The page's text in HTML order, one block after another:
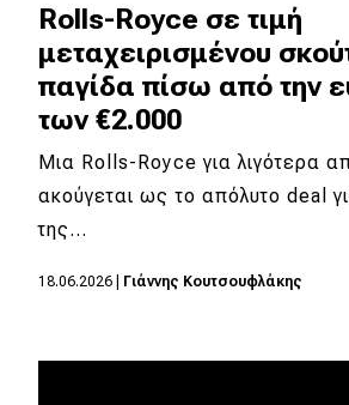
Αγώνες
Formula 1
WRC
Motorsport
Νέα
Rolls-Royce σε τιμή
μεταχειρισμένου
παγίδα πίσω από την
των €2.000
Μια Rolls-Royce για λιγότερα
ακούγεται ως το απόλυτο deal
της…
18.06.2026 Γιάννης Κουτσουφλάκης